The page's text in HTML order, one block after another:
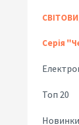
Серія
Топ 20
Новинки